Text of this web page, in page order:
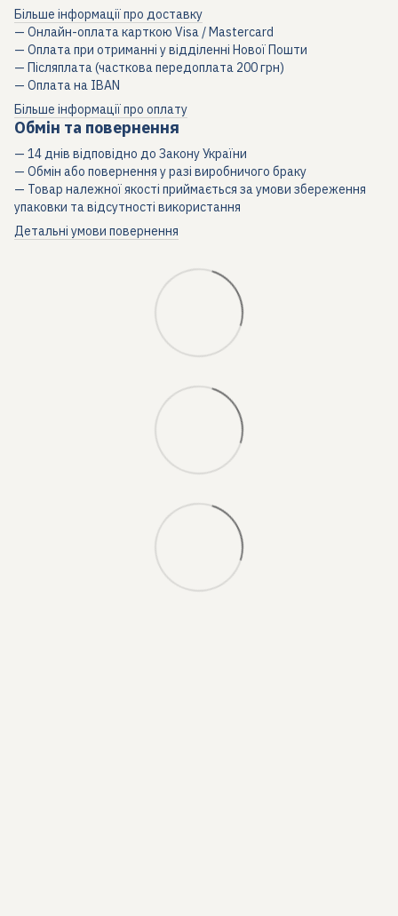
Більше інформації про доставку
— Онлайн-оплата карткою Visa / Mastercard
— Оплата при отриманні у відділенні Нової Пошти
— Післяплата (часткова передоплата 200 грн)
— Оплата на IBAN
Більше інформації про оплату
Обмін та повернення
— 14 днів відповідно до Закону України
— Обмін або повернення у разі виробничого браку
— Товар належної якості приймається за умови збереження
упаковки та відсутності використання
Детальні умови повернення